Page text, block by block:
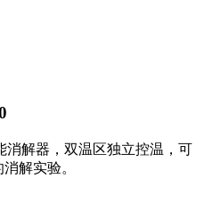
消解器，双温区独立控温，可
解实验。